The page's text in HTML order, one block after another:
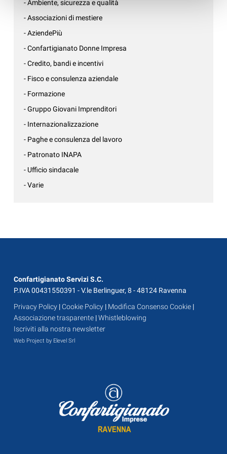
- Ambiente, sicurezza e qualità
- Associazioni di mestiere
- AziendePiù
- Confartigianato Donne Impresa
- Credito, bandi e incentivi
- Fisco e consulenza aziendale
- Formazione
- Gruppo Giovani Imprenditori
- Internazionalizzazione
- Paghe e consulenza del lavoro
- Patronato INAPA
- Ufficio sindacale
- Varie
Confartigianato Servizi S.C.
P.IVA 00431550391 - V.le Berlinguer, 8 - 48124 Ravenna
Privacy Policy |Cookie Policy | Modifica Consenso Cookie |
Associazione trasparente |Whistleblowing
Iscriviti alla nostra newsletter
Web Project by Elevel Srl